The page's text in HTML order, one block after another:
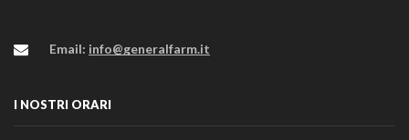
Email: info@generalfarm.it
I NOSTRI ORARI